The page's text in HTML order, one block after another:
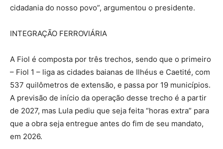
cidadania do nosso povo”, argumentou o presidente.
INTEGRAÇÃO FERROVIÁRIA
A Fiol é composta por três trechos, sendo que o primeiro
– Fiol 1 – liga as cidades baianas de Ilhéus e Caetité, com
537 quilômetros de extensão, e passa por 19 municípios.
A previsão de início da operação desse trecho é a partir
de 2027, mas Lula pediu que seja feita “horas extra” para
que a obra seja entregue antes do fim de seu mandato,
em 2026.